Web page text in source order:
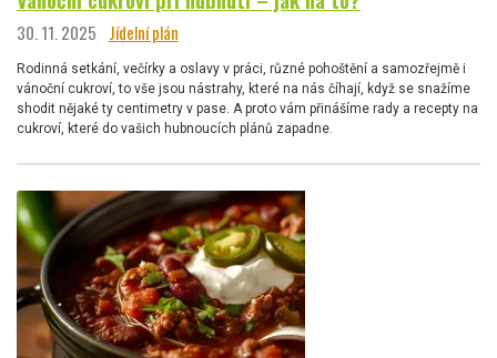
30. 11. 2025 Jídelní plán
Rodinná setkání, večírky a oslavy v práci, různé pohoštění a samozřejmě i
vánoční cukroví, to vše jsou nástrahy, které na nás číhají, když se snažíme
shodit nějaké ty centimetry v pase. A proto vám přinášíme rady a recepty na
cukroví, které do vašich hubnoucích plánů zapadne.